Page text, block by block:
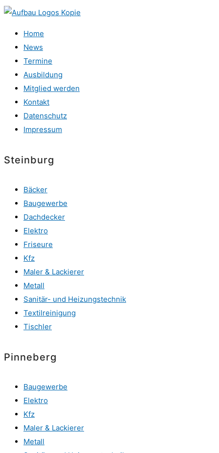
Home
News
Termine
Ausbildung
Mitglied werden
Kontakt
Datenschutz
Impressum
Steinburg
Bäcker
Baugewerbe
Dachdecker
Elektro
Friseure
Kfz
Maler & Lackierer
Metall
Sanitär- und Heizungstechnik
Textilreinigung
Tischler
Pinneberg
Baugewerbe
Elektro
Kfz
Maler & Lackierer
Metall